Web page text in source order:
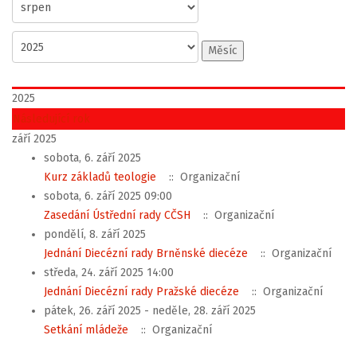
Měsíc
2025
Následující rok
září 2025
sobota, 6. září 2025
Kurz základů teologie
:: Organizační
sobota, 6. září 2025 09:00
Zasedání Ústřední rady CČSH
:: Organizační
pondělí, 8. září 2025
Jednání Diecézní rady Brněnské diecéze
:: Organizační
středa, 24. září 2025 14:00
Jednání Diecézní rady Pražské diecéze
:: Organizační
pátek, 26. září 2025 - neděle, 28. září 2025
Setkání mládeže
:: Organizační